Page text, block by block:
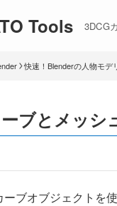
Tools 3DCG
快速！Blenderの人物モデ
ブとメッシ
ーブオブジェクトを